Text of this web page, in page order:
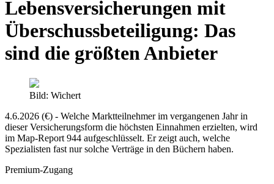
Lebensversicherungen mit
Überschussbeteiligung: Das
sind die größten Anbieter
Bild: Wichert
4.6.2026 (€) - Welche Marktteilnehmer im vergangenen Jahr in
dieser Versicherungsform die höchsten Einnahmen erzielten, wird
im Map-Report 944 aufgeschlüsselt. Er zeigt auch, welche
Spezialisten fast nur solche Verträge in den Büchern haben.
Premium-Zugang